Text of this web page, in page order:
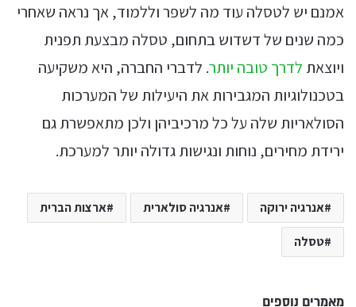
אמנם יש לטסלה עוד מה לשפר וללמוד, אך נראה שאחרי
כמה שנים של דשדוש בתחום, טסלה מבצעת תפנית
ויוצאת לדרך טובה יותר. לדברי החברה, היא משקיעה
בטכנולוגיות המגבירות את היעילות של המערכות
הסולאריות שלה על כל מרכיביהן ולכן מתאפשרת גם
ירידת מחירים, נוחות ונגישות גדולה יותר למערכת.
אנרגיה ירוקה אנרגיה סולארית ארצות הברית
טסלה
מאמרים נוספים